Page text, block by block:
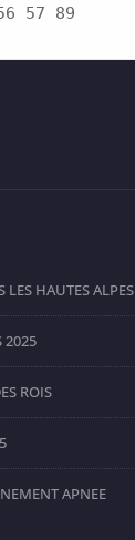
57 89
HAUTES ALPES
2025
ROIS
APNEE